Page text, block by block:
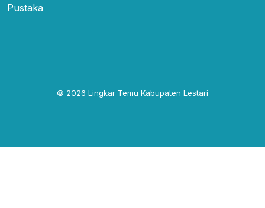
Pustaka
© 2026 Lingkar Temu Kabupaten Lestari